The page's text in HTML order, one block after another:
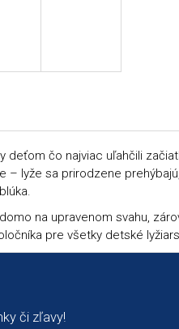
deťom čo najviac uľahčili
– lyže sa prirodzene
na upravenom svahu,
pre všetky detské
či zľavy!